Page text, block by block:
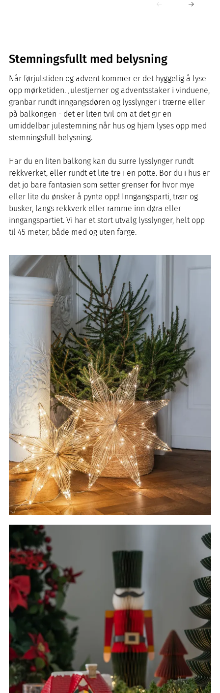
Stemningsfullt med belysning
Når førjulstiden og advent kommer er det hyggelig å lyse
opp mørketiden. Julestjerner og adventsstaker i vinduene,
granbar rundt inngangsdøren og lysslynger i trærne eller
på balkongen - det er liten tvil om at det gir en
umiddelbar julestemning når hus og hjem lyses opp med
stemningsfull belysning.
Har du en liten balkong kan du surre lysslynger rundt
rekkverket, eller rundt et lite tre i en potte. Bor du i hus er
det jo bare fantasien som setter grenser for hvor mye
eller lite du ønsker å pynte opp! Inngangsparti, trær og
busker, langs rekkverk eller ramme inn døra eller
inngangspartiet. Vi har et stort utvalg lysslynger, helt opp
til 45 meter, både med og uten farge.
Adventsstjerner